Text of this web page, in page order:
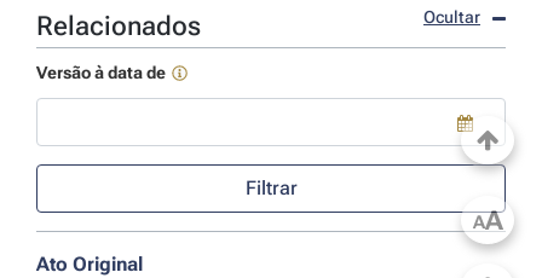
Relacionados Ocultar
Versão à data de
Use a tecla de seta para baixo para abrir o calendário; Use as
Filtrar
Ato Original
AA